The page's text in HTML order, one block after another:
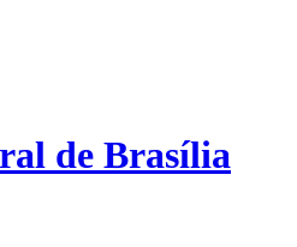
de Brasília